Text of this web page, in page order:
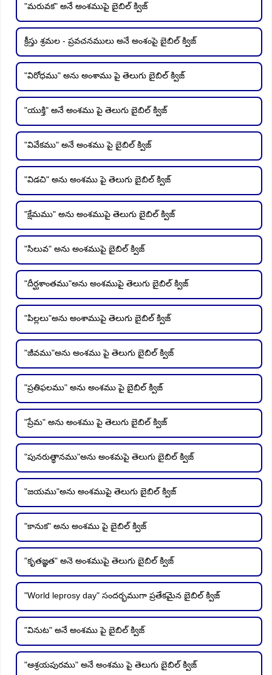
"మరువక" అనే అంశముపై బైబిల్ క్విజ్
క్రీస్తు శ్రమల - ప్రవచనములు అనే అంశంపై బైబిల్ క్విజ్
"విరోధము" అను అంశాము పై తెలుగు బైబిల్ క్విజ్
"యుక్తి" అనే అంశము పై తెలుగు బైబిల్ క్విజ్
"వివేకము" అనే అంశము పై బైబిల్ క్విజ్
"విడచి" అను అంశము పై తెలుగు బైబిల్ క్విజ్
"క్షేమము" అను అంశముపై తెలుగు బైబిల్ క్విజ్
"సిలువ" అను అంశముపై బైబిల్ క్విజ్
"దీర్ఘశాంతము"అను అంశముపై తెలుగు బైబిల్ క్విజ్
"పిల్లలు"అను అంశాముపై తెలుగు బైబిల్ క్విజ్
"జీవము"అను అంశము పై తెలుగు బైబిల్ క్విజ్
"ప్రతిఫలము" అను అంశము పై బైబిల్ క్విజ్
"ప్రేమ" అను అంశము పై తెలుగు బైబిల్ క్విజ్
"పునరుత్థానము"అను అంశమపై తెలుగు బైబిల్ క్విజ్
"జయము"అను అంశముపై తెలుగు బైబిల్ క్విజ్
"కానుక" అను అంశము పై బైబిల్ క్విజ్
"కృతజ్ఞత" అనె అంశముపై తెలుగు బైబిల్ క్విజ్
"World leprosy day" సందర్భముగా ప్రతేకమైన బైబిల్ క్విజ్
"వినుట" అనే అంశము పై బైబిల్ క్విజ్
"ఆశ్రయపురము" అనే అంశము పై తెలుగు బైబిల్ క్విజ్